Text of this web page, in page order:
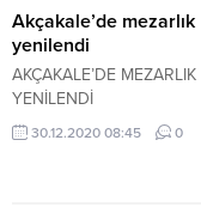
Akçakale’de mezarlık
yenilendi
AKÇAKALE’DE MEZARLIK
YENİLENDİ
30.12.2020 08:45 0